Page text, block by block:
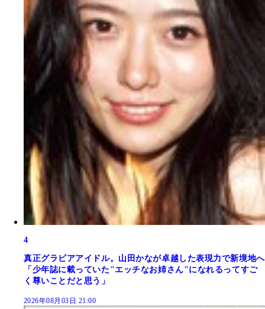
4
真正グラビアアイドル。山田かなが卓越した表現力で新境地へ
「少年誌に載っていた"エッチなお姉さん"になれるってすご
く尊いことだと思う」
2026年08月03日 21:00